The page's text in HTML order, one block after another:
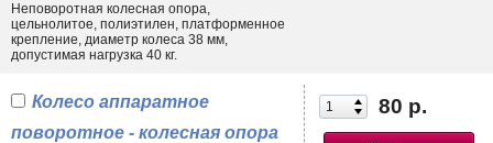
Неповоротная колесная опора,
цельнолитое, полиэтилен, платформенное
крепление, диаметр колеса 38 мм,
допустимая нагрузка 40 кг.
80 р.
Колесо аппаратное
поворотное - колесная опора